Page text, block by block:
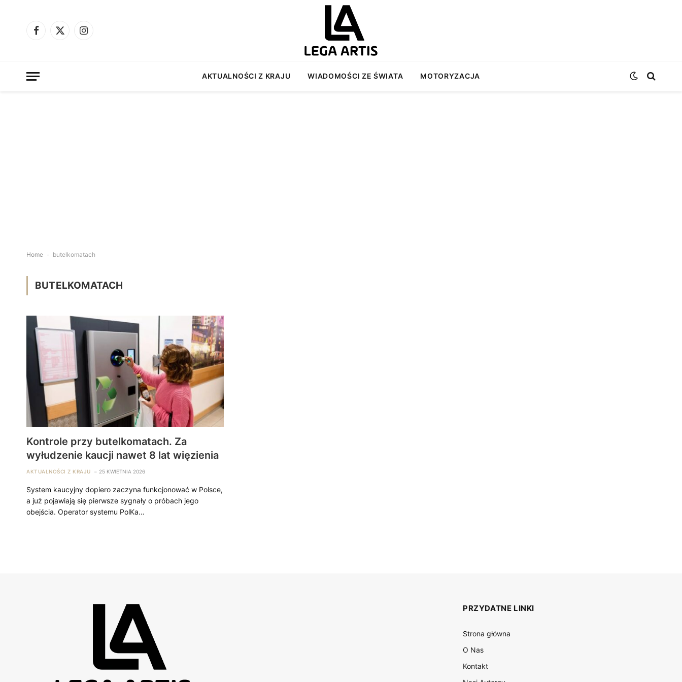
Facebook
X
Instagram
AKTUALNOŚCI Z KRAJU WIADOMOŚCI ZE ŚWIATA MOTORYZACJA
Home - butelkomatach
BUTELKOMATACH
Kontrole przy butelkomatach. Za
wyłudzenie kaucji nawet 8 lat więzienia
AKTUALNOŚCI Z KRAJU 25 KWIETNIA 2026
System kaucyjny dopiero zaczyna funkcjonować w Polsce,
a już pojawiają się pierwsze sygnały o próbach jego
obejścia. Operator systemu PolKa…
PRZYDATNE LINKI
Strona główna
O Nas
Kontakt